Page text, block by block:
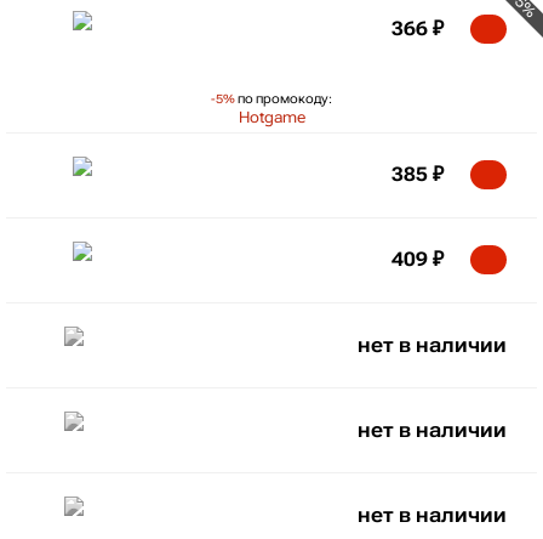
-5%по промокоду:
Hotgame
366 ₽
385 ₽
409 ₽
нет в наличии
нет в наличии
нет в наличии